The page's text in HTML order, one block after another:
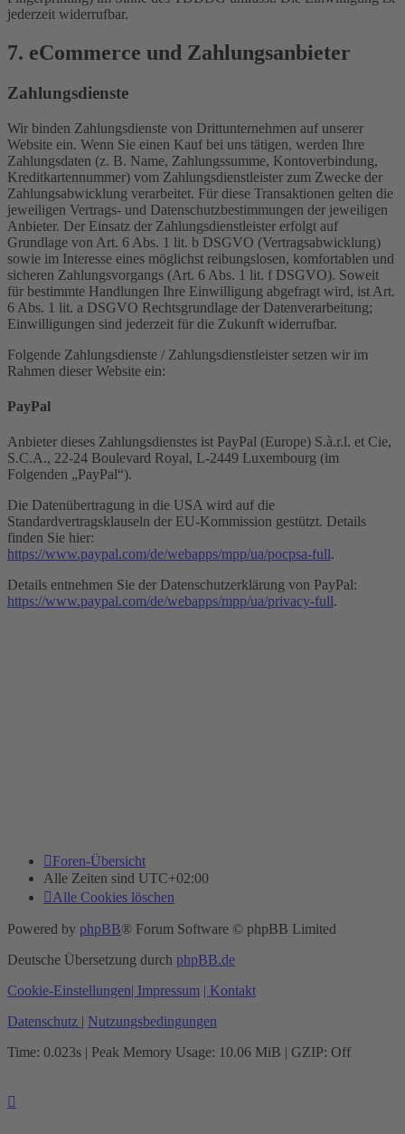
jederzeit widerrufbar.
7. eCommerce und Zahlungs­anbieter
Zahlungsdienste
Wir binden Zahlungsdienste von Drittunternehmen auf unserer
Website ein. Wenn Sie einen Kauf bei uns tätigen, werden Ihre
Zahlungsdaten (z. B. Name, Zahlungssumme, Kontoverbindung,
Kreditkartennummer) vom Zahlungsdienstleister zum Zwecke der
Zahlungsabwicklung verarbeitet. Für diese Transaktionen gelten die
jeweiligen Vertrags- und Datenschutzbestimmungen der jeweiligen
Anbieter. Der Einsatz der Zahlungsdienstleister erfolgt auf
Grundlage von Art. 6 Abs. 1 lit. b DSGVO (Vertragsabwicklung)
sowie im Interesse eines möglichst reibungslosen, komfortablen und
sicheren Zahlungsvorgangs (Art. 6 Abs. 1 lit. f DSGVO). Soweit
für bestimmte Handlungen Ihre Einwilligung abgefragt wird, ist Art.
6 Abs. 1 lit. a DSGVO Rechtsgrundlage der Datenverarbeitung;
Einwilligungen sind jederzeit für die Zukunft widerrufbar.
Folgende Zahlungsdienste / Zahlungsdienstleister setzen wir im
Rahmen dieser Website ein:
PayPal
Anbieter dieses Zahlungsdienstes ist PayPal (Europe) S.à.r.l. et Cie,
S.C.A., 22-24 Boulevard Royal, L-2449 Luxembourg (im
Folgenden „PayPal“).
Die Datenübertragung in die USA wird auf die
Standardvertragsklauseln der EU-Kommission gestützt. Details
finden Sie hier:
https://www.paypal.com/de/webapps/mpp/ua/pocpsa-full.
Details entnehmen Sie der Datenschutzerklärung von PayPal:
https://www.paypal.com/de/webapps/mpp/ua/privacy-full.
Foren-Übersicht
Alle Zeiten sind UTC+02:00
Alle Cookies löschen
Powered by phpBB® Forum Software © phpBB Limited
Deutsche Übersetzung durch phpBB.de
Cookie-Einstellungen| Impressum | Kontakt
Datenschutz | Nutzungsbedingungen
Time: 0.023s | Peak Memory Usage: 10.06 MiB | GZIP: Off